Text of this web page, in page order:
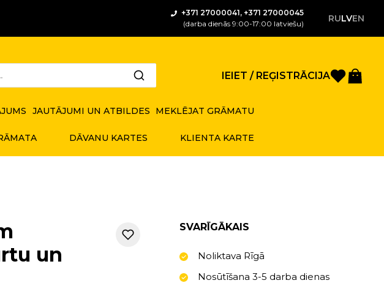
+371 27000041, +371 27000045
(darba dienās 9:00-17:00 latviešu)
RULVEN
IEIET / REĢISTRĀCIJA
JAUTĀJUMI UN ATBILDES MEKLĒJAT GRĀMATU
DĀVANU KARTES KLIENTA KARTE
un
SVARĪGĀKAIS
Noliktava Rīgā
Nosūtīšana 3-5 darba dienas